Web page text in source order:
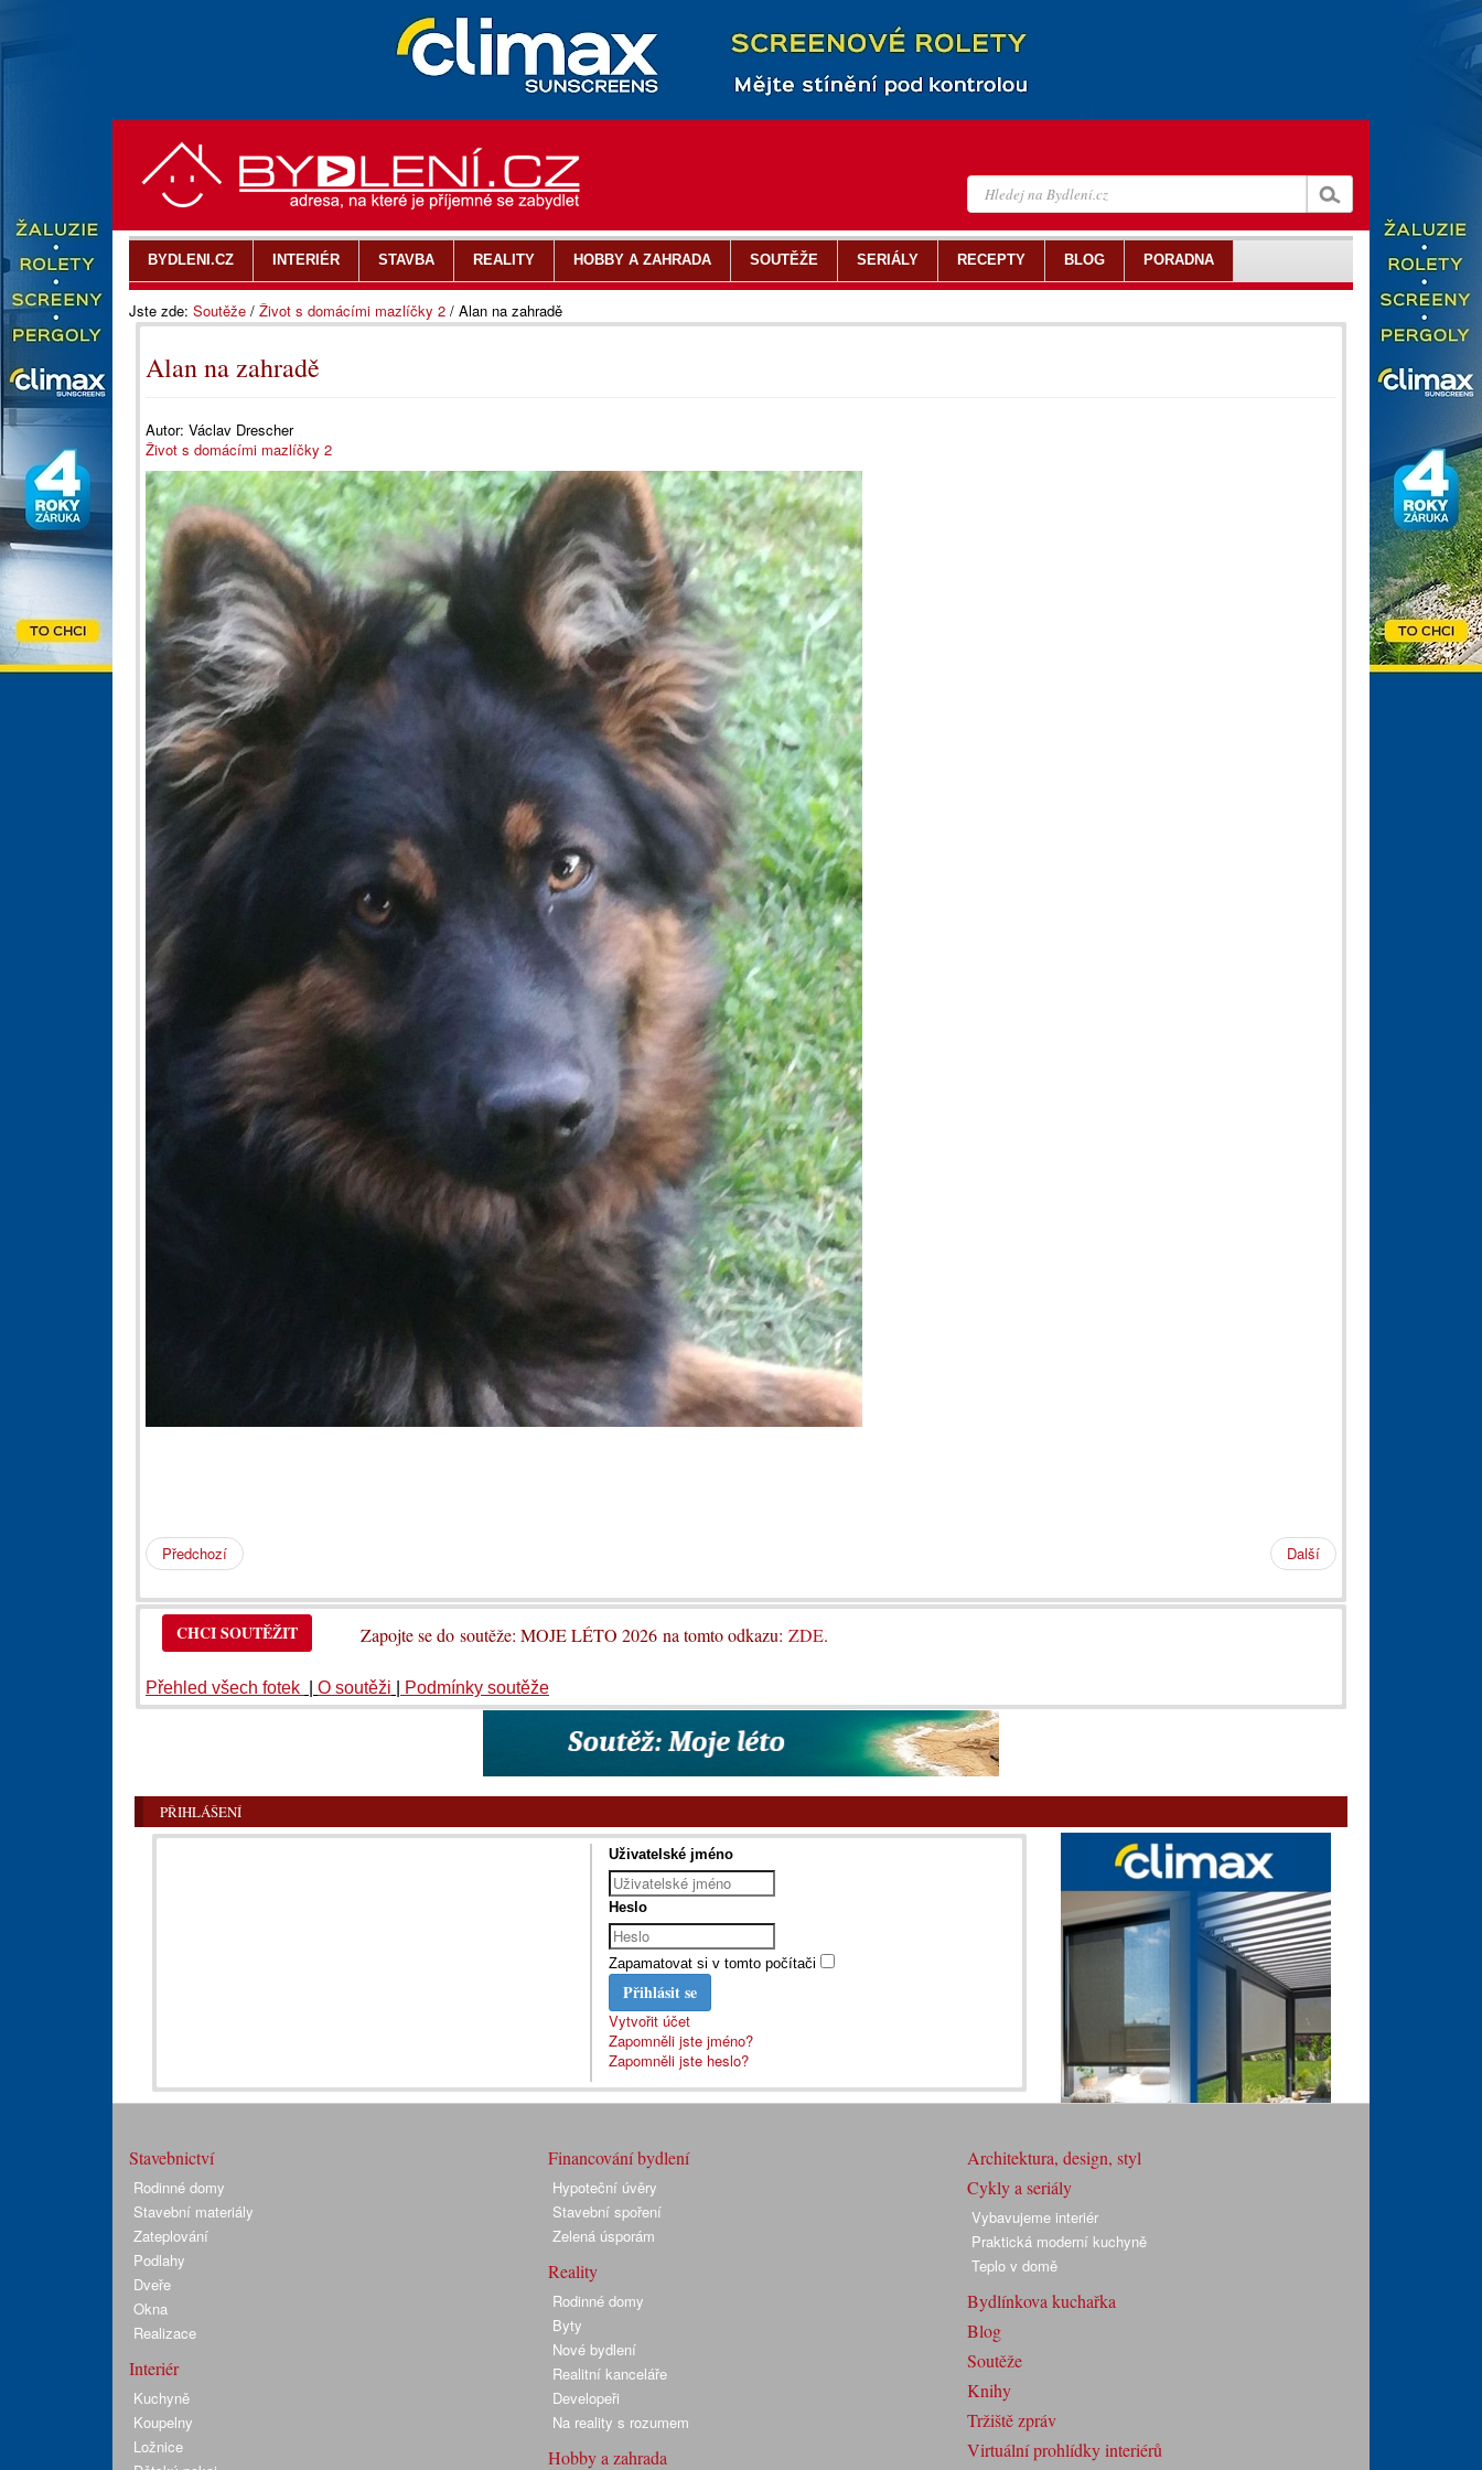
Jste zde: Soutěže / Život s domácími mazlíčky 2 / Alan na zahradě
Alan na zahradě
Autor: Václav Drescher
Život s domácími mazlíčky 2
Předchozí Další
CHCI SOUTĚŽIT Zapojte se do soutěže: MOJE LÉTO 2026 na tomto odkazu: ZDE.
Přehled všech fotek O soutěži Podmínky soutěže
PŘIHLÁŠENÍ
Uživatelské jméno
Heslo
Zapamatovat si v tomto počítači
Přihlásit se
Vytvořit účet
Zapomněli jste jméno?
Zapomněli jste heslo?
BYDLENI.CZ INTERIÉR STAVBA REALITY HOBBY A ZAHRADA SOUTĚŽE SERIÁLY RECEPTY BLOG PORADNA
Stavebnictví
Rodinné domy
Stavební materiály
Zateplování
Podlahy
Dveře
Okna
Realizace
Interiér
Kuchyně
Koupelny
Ložnice
Financování bydlení
Hypoteční úvěry
Stavební spoření
Zelená úsporám
Reality
Rodinné domy
Byty
Nové bydlení
Realitní kanceláře
Developeři
Na reality s rozumem
Hobby a zahrada
Architektura, design, styl
Cykly a seriály
Vybavujeme interiér
Praktická moderní kuchyně
Teplo v domě
Bydlínkova kuchařka
Blog
Soutěže
Knihy
Tržiště zpráv
Virtuální prohlídky interiérů